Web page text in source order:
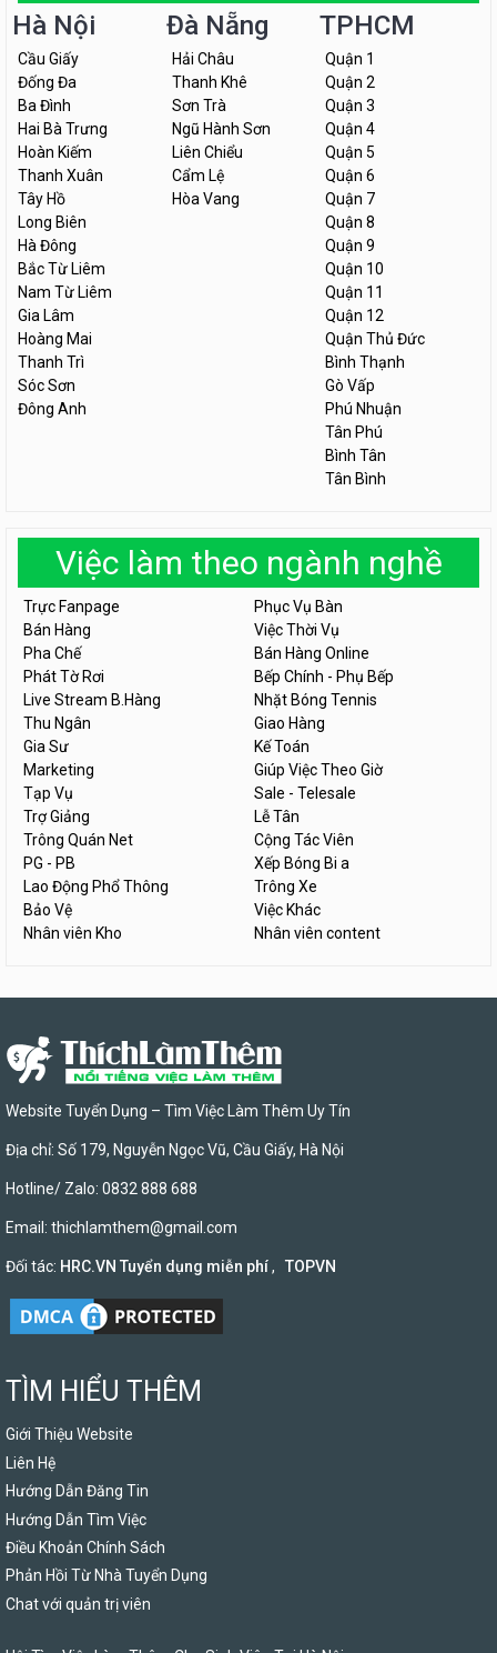
Hà Nội
Cầu Giấy
Đống Đa
Ba Đình
Hai Bà Trưng
Hoàn Kiếm
Thanh Xuân
Tây Hồ
Long Biên
Hà Đông
Bắc Từ Liêm
Nam Từ Liêm
Gia Lâm
Hoàng Mai
Thanh Trì
Sóc Sơn
Đông Anh
Đà Nẵng
Hải Châu
Thanh Khê
Sơn Trà
Ngũ Hành Sơn
Liên Chiểu
Cẩm Lệ
Hòa Vang
TPHCM
Quận 1
Quận 2
Quận 3
Quận 4
Quận 5
Quận 6
Quận 7
Quận 8
Quận 9
Quận 10
Quận 11
Quận 12
Quận Thủ Đức
Bình Thạnh
Gò Vấp
Phú Nhuận
Tân Phú
Bình Tân
Tân Bình
Việc làm theo ngành nghề
Trực Fanpage
Phục Vụ Bàn
Bán Hàng
Việc Thời Vụ
Pha Chế
Bán Hàng Online
Phát Tờ Rơi
Bếp Chính - Phụ Bếp
Live Stream B.Hàng
Nhặt Bóng Tennis
Thu Ngân
Giao Hàng
Gia Sư
Kế Toán
Marketing
Giúp Việc Theo Giờ
Tạp Vụ
Sale - Telesale
Trợ Giảng
Lễ Tân
Trông Quán Net
Cộng Tác Viên
PG - PB
Xếp Bóng Bi a
Lao Động Phổ Thông
Trông Xe
Bảo Vệ
Việc Khác
Nhân viên Kho
Nhân viên content
Website Tuyển Dụng – Tìm Việc Làm Thêm Uy Tín
Địa chỉ: Số 179, Nguyễn Ngọc Vũ, Cầu Giấy, Hà Nội
Hotline/ Zalo: 0832 888 688
Email: thichlamthem@gmail.com
Đối tác: HRC.VN Tuyển dụng miễn phí, TOPVN
TÌM HIỂU THÊM
Giới Thiệu Website
Liên Hệ
Hướng Dẫn Đăng Tin
Hướng Dẫn Tìm Việc
Điều Khoản Chính Sách
Phản Hồi Từ Nhà Tuyển Dụng
Chat với quản trị viên